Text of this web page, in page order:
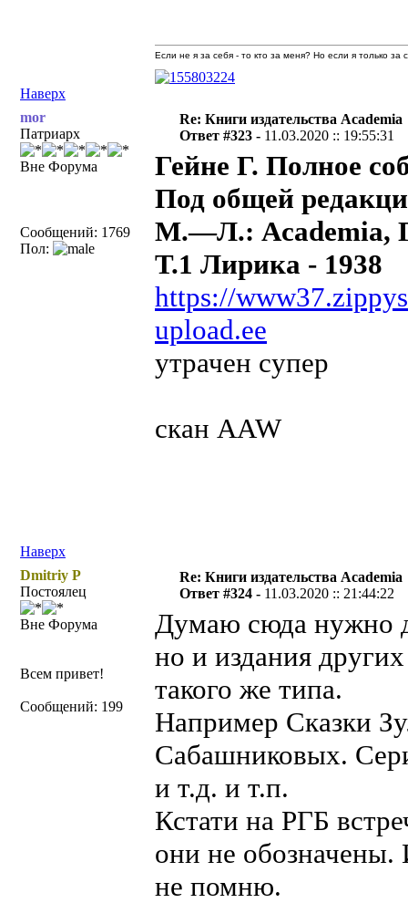
Наверх
Если не я за себя - то кто за меня? Но если я только
mor
Патриарх
Вне Форума
Сообщений: 1769
Пол:
Re: Книги издательства Academia
Ответ #323 - 11.03.2020 :: 19:55:31
Гейне Г. Полное
Под общей
М.—Л.: Academia,
Т.1 Лирика - 1938
https://
upload.ee
утрачен супер
скан AAW
Наверх
Dmitriy P
Постоялец
Вне Форума
Всем привет!
Сообщений: 199
Re: Книги издательства Academia
Ответ #324 - 11.03.2020 :: 21:44:22
Думаю сюда нужно
но и издания
такого же типа.
Например Сказки
Сабашниковых.
и т.д. и т.п.
Кстати на РГБ
они не
не помню.